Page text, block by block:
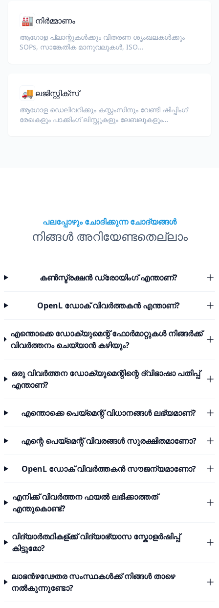
🏭 നിർമ്മാണം
ആഗോള പ്ലാന്റുകൾക്കും വിതരണ ശൃംഖലകൾക്കും
SOPs, സാങ്കേതിക മാനുവലുകൾ, ISO
🚚 ലജിസ്റ്റിക്‌സ്
ആഗോള ഡെലിവറിക്കും കസ്റ്റംസിനും വേണ്ടി ഷിപ്പിംഗ്
രേഖകളും പാക്കിംഗ് ലിസ്റ്റുകളും ലേബലുകളും
പലപ്പോഴും ചോദിക്കുന്ന ചോദ്യങ്ങൾ
നിങ്ങൾ അറിയേണ്ടതെല്ലാം
കൺസ്ട്രക്ഷൻ ഡ്രോയിംഗ് എന്താണ്?
OpenL ഡോക് വിവർത്തകൻ എന്താണ്?
എന്തൊക്കെ ഡോക്യുമെന്റ് ഫോർമാറ്റുകൾ നിങ്ങർക്ക്
വിവർത്തനം ചെയ്യാൻ കഴിയും?
ഒരു വിവർത്തന ഡോക്യുമെന്റിന്റെ ദ്വിഭാഷാ പതിപ്പ്
എന്താണ്?
എന്തൊക്കെ പെയ്മെന്റ് വിധാനങ്ങൾ ലഭ്യമാണ്?
എന്റെ പെയ്മെന്റ് വിവരങ്ങൾ സുരക്ഷിതമാണോ?
OpenL ഡോക് വിവർത്തകൻ സൗജന്യമാണോ?
എനിക്ക് വിവർത്തന ഫയൽ ലഭിക്കാത്തത്
എന്തുകൊണ്ട്?
വിദ്യാർത്ഥികള്ക്ക് വിദ്യാഭ്യാസ സ്കോളർഷിപ്പ്
കിട്ടുമോ?
ലാഭൻഴഢേതര സംസ്ഥകൾക്ക് നിങ്ങൾ താഴെ
നൽകുന്നുണ്ടോ?